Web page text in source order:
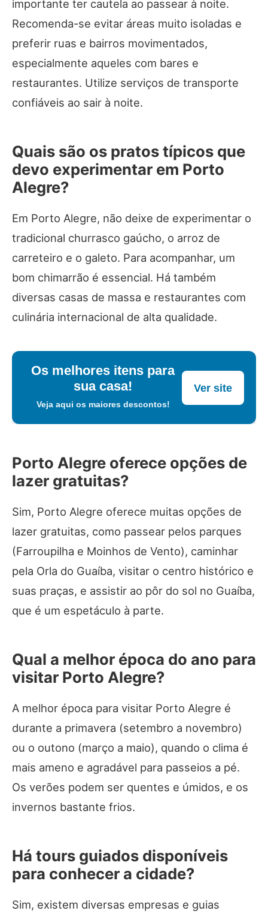
importante ter cautela ao passear à noite.
Recomenda-se evitar áreas muito isoladas e
preferir ruas e bairros movimentados,
especialmente aqueles com bares e
restaurantes. Utilize serviços de transporte
confiáveis ao sair à noite.
Quais são os pratos típicos que
devo experimentar em Porto
Alegre?
Em Porto Alegre, não deixe de experimentar o
tradicional churrasco gaúcho, o arroz de
carreteiro e o galeto. Para acompanhar, um
bom chimarrão é essencial. Há também
diversas casas de massa e restaurantes com
culinária internacional de alta qualidade.
Os melhores itens para
sua casa!
Veja aqui os maiores descontos!
Ver site
Porto Alegre oferece opções de
lazer gratuitas?
Sim, Porto Alegre oferece muitas opções de
lazer gratuitas, como passear pelos parques
(Farroupilha e Moinhos de Vento), caminhar
pela Orla do Guaíba, visitar o centro histórico e
suas praças, e assistir ao pôr do sol no Guaíba,
que é um espetáculo à parte.
Qual a melhor época do ano para
visitar Porto Alegre?
A melhor época para visitar Porto Alegre é
durante a primavera (setembro a novembro)
ou o outono (março a maio), quando o clima é
mais ameno e agradável para passeios a pé.
Os verões podem ser quentes e úmidos, e os
invernos bastante frios.
Há tours guiados disponíveis
para conhecer a cidade?
Sim, existem diversas empresas e guias